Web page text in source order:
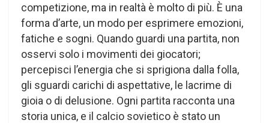
competizione, ma in realtà è molto di più. È una
forma d’arte, un modo per esprimere emozioni,
fatiche e sogni. Quando guardi una partita, non
osservi solo i movimenti dei giocatori;
percepisci l’energia che si sprigiona dalla folla,
gli sguardi carichi di aspettative, le lacrime di
gioia o di delusione. Ogni partita racconta una
storia unica, e il calcio sovietico è stato un